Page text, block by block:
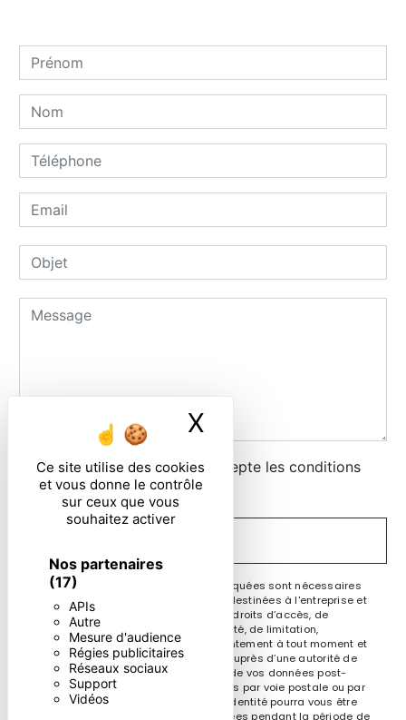
Ce site utilise des cookies
et vous donne le contrôle
sur ceux que vous
souhaitez activer
Nos partenaires
(17)
APIs
Autre
Mesure d'audience
Régies publicitaires
Réseaux sociaux
Support
Vidéos
X
En cochant cette case, j'accepte les conditions
particulières ci-dessous **
** Les données personnelles communiquées sont nécessaires
aux fins de vous contacter. Elles sont destinées à l'entreprise et
ses sous-traitants. Vous disposez de droits d’accès, de
rectification, d’effacement, de portabilité, de limitation,
d’opposition, de retrait de votre consentement à tout moment et
du droit d’introduire une réclamation auprès d’une autorité de
contrôle, ainsi que d’organiser le sort de vos données post-
mortem. Vous pouvez exercer ces droits par voie postale ou par
courrier électronique. Un justificatif d'identité pourra vous être
demandé. Nous conservons vos données pendant la période de